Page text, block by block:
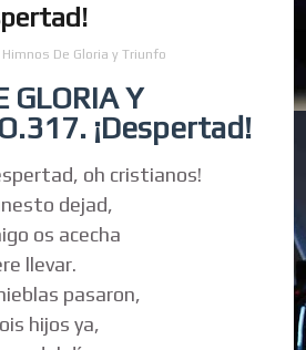
Himnos De Gloria y Triunfo
GLORIA Y
¡Despertad!
oh cristianos!
dejad,
os acecha
llevar.
pasaron,
hijos ya,